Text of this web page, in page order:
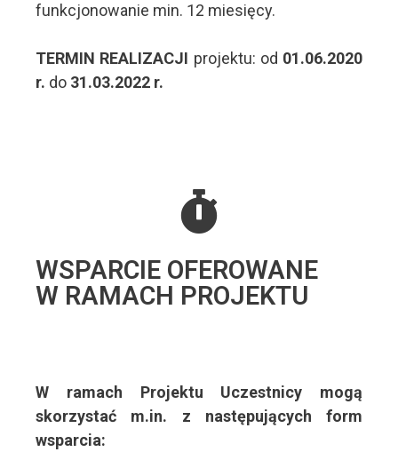
funkcjonowanie min. 12 miesięcy.
TERMIN REALIZACJI projektu: od 01.06.2020
r. do 31.03.2022 r.
WSPARCIE OFEROWANE
W RAMACH PROJEKTU
W ramach Projektu Uczestnicy mogą
skorzystać m.in. z następujących form
wsparcia: